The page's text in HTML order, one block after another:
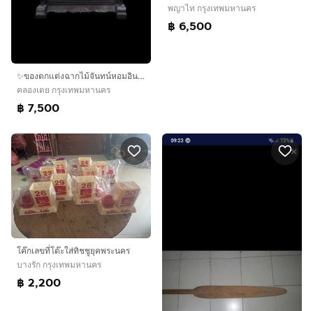
✨ของตกแต่งฉากไม้จันทน์หอมอินเลย์หยกจีน
คลองเตย กรุงเทพมหานคร
฿ 7,500
พญาไท กรุงเทพมหานคร
฿ 6,500
โค๊กเลขที่โต๊ะใส่ทิชชูยุคพระนคร
บางรัก กรุงเทพมหานคร
฿ 2,200